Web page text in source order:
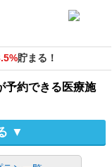
貯まる！
予約できる医療施
▼